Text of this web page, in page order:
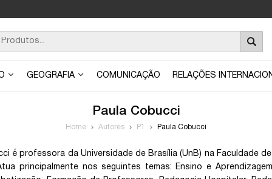
GEOGRAFIA COMUNICAÇÃO RELAÇÕES
Paula Cobucci
Home Autores P1 Paula Cobucci
é professora da Universidade de Brasília (UnB) na Faculdade
principalmente nos seguintes temas: Ensino e